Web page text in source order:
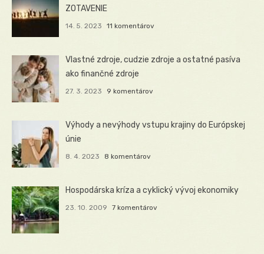
ZOTAVENIE
14. 5. 2023 11 komentárov
Vlastné zdroje, cudzie zdroje a ostatné pasíva
ako finančné zdroje
27. 3. 2023 9 komentárov
Výhody a nevýhody vstupu krajiny do Európskej
únie
8. 4. 2023 8 komentárov
Hospodárska kríza a cyklický vývoj ekonomiky
23. 10. 2009 7 komentárov